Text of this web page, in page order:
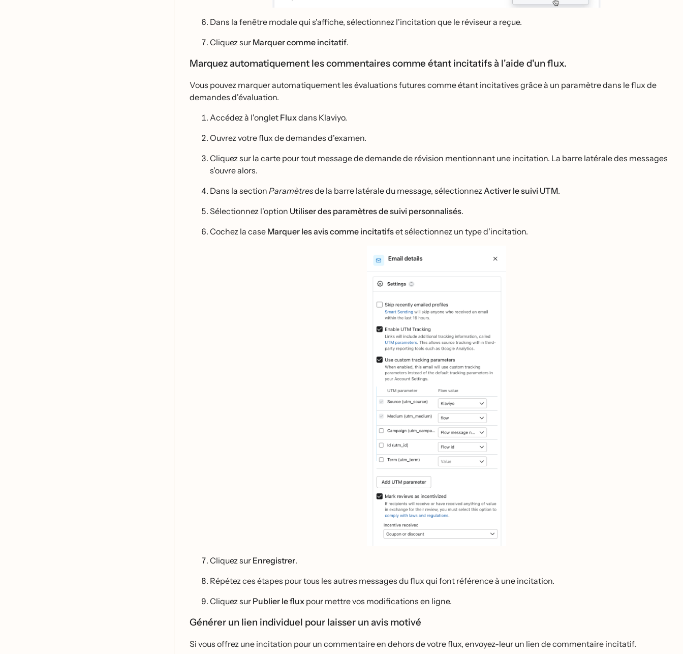
Dans la fenêtre modale qui s'affiche, sélectionnez l'incitation que le réviseur a reçue.
Cliquez sur Marquer comme incitatif.
Marquez automatiquement les commentaires comme étant incitatifs à l'aide d'un flux.
Vous pouvez marquer automatiquement les évaluations futures comme étant incitatives grâce à un paramètre dans le flux de
demandes d'évaluation.
Accédez à l'onglet Fluxdans Klaviyo.
Ouvrez votre flux de demandes d'examen.
Cliquez sur la carte pour tout message de demande de révision mentionnant une incitation. La barre latérale des messages
s'ouvre alors.
Dans la section Paramètresde la barre latérale du message, sélectionnezActiver le suivi UTM.
Sélectionnez l'option Utiliser des paramètres de suivi personnalisés.
Cochez la case Marquer les avis comme incitatifset sélectionnez un type d'incitation.
Cliquez sur Enregistrer.
Répétez ces étapes pour tous les autres messages du flux qui font référence à une incitation.
Cliquez sur Publier le flux pour mettre vos modifications en ligne.
Générer un lien individuel pour laisser un avis motivé
Si vous offrez une incitation pour un commentaire en dehors de votre flux, envoyez-leur un lien de commentaire incitatif.